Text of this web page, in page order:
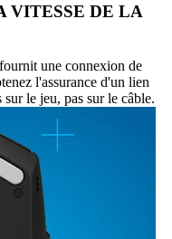
VITESSE DE LA
une connexion de
l'assurance d'un lien
le jeu, pas sur le câble.